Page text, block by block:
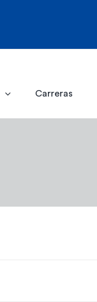
Carreras